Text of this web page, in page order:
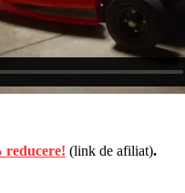
reducere! (link de afiliat).